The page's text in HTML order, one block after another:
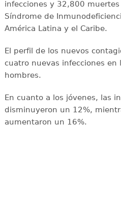
infecciones y 32,800
Síndrome de
América Latina y el Caribe.
El perfil de los nuevos
cuatro nuevas infecciones en
hombres.
En cuanto a los jóvenes, las
disminuyeron un 12%,
aumentaron un 16%.